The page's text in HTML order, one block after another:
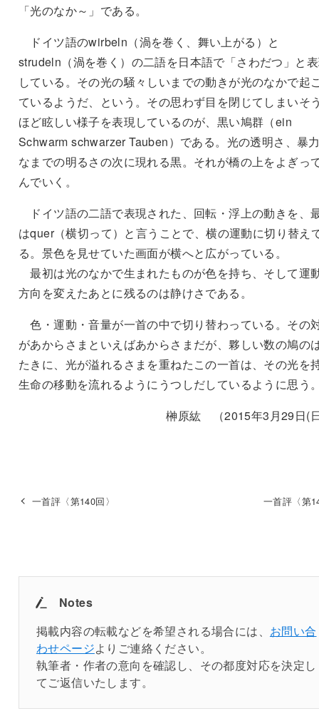
「光のなか～」である。
ドイツ語のwirbeln（渦を巻く、舞い上がる）と
strudeln（渦を巻く）の二語を日本語で「さわだつ」と
している。その光の騒々しいまでの動きが光のなかで起
ているようだ、という。その思わず目を閉じてしまいそ
ほど眩しい様子を表現しているのが、黒い鳩群（ein
Schwarm schwarzer Tauben）である。光の透明さ、暴
なまでの明るさの次に現れる黒。それが橋の上をよぎっ
んでいく。
ドイツ語の二語で表現された、回転・浮上の動きを、
はquer（横切って）と言うことで、横の運動に切り替え
る。景色を見せていた画面が横へと広がっている。
最初は光のなかで生まれたものが色を持ち、そして運
方向を変えたあとに残るのは静けさである。
色・運動・音量が一首の中で切り替わっている。その
があからさまといえばあからさまだが、夥しい数の鳩の
たきに、光が溢れるさまを重ねたこの一首は、その光を
生命の移動を流れるようにうつしだしているように思う
榊原紘 （2015年3月29日(
一首評〈第140回〉 一首評〈第
Notes
掲載内容の転載などを希望される場合には、 お問い合
わせページよりご連絡ください。
執筆者・作者の意向を確認し、その都度対応を決定し
てご返信いたします。